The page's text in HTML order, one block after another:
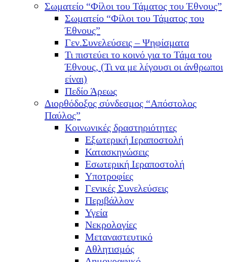
Σωματείο “Φίλοι του Τάματος του Έθνους”
Σωματείο “Φίλοι του Τάματος του
Έθνους”
Γεν.Συνελεύσεις – Ψηφίσματα
Τι πιστεύει το κοινό για το Τάμα του
Έθνους, (Τι να με λέγουσι οι άνθρωποι
είναι)
Πεδίο Άρεως
Διορθόδοξος σύνδεσμος “Απόστολος
Παύλος”
Κοινωνικές δραστηριότητες
Εξωτερική Ιεραποστολή
Κατασκηνώσεις
Εσωτερική Ιεραποστολή
Υποτροφίες
Γενικές Συνελεύσεις
Περιβάλλον
Υγεία
Νεκρολογίες
Μεταναστευτικό
Αθλητισμός